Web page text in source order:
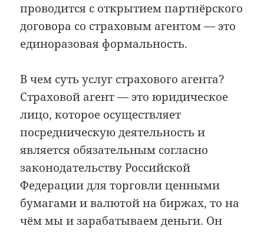
проводится с открытием партнёрского
договора со страховым агентом — это
единоразовая формальность.
В чем суть услуг страхового агента?
Страховой агент — это юридическое
лицо, которое осуществляет
посредническую деятельность и
является обязательным согласно
законодательству Российской
Федерации для торговли ценными
бумагами и валютой на биржах, то на
чём мы и зарабатываем деньги. Он